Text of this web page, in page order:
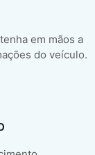
em mãos a
do veículo.